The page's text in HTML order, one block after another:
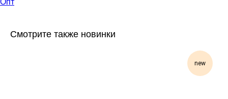
Опт
Смотрите также новинки
new